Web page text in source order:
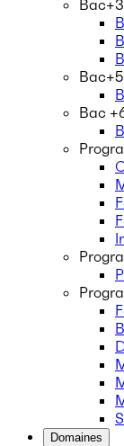
Bac
Domaines